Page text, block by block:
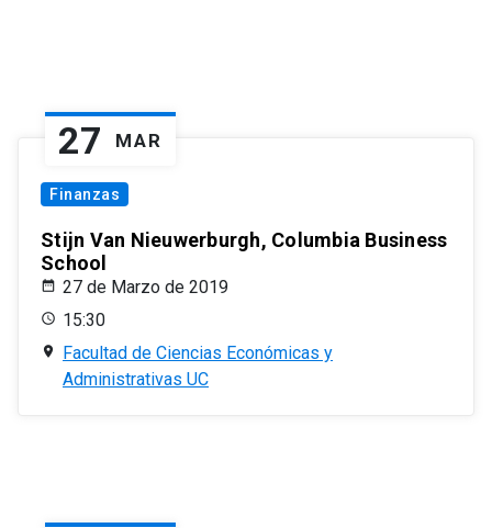
27 MAR
Finanzas
Stijn Van Nieuwerburgh, Columbia Business
School
27 de Marzo de 2019
15:30
Facultad de Ciencias Económicas y
Administrativas UC